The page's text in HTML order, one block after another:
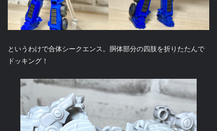
というわけで合体シークエンス。胴体部分の四肢を折りたたんで
ドッキング！